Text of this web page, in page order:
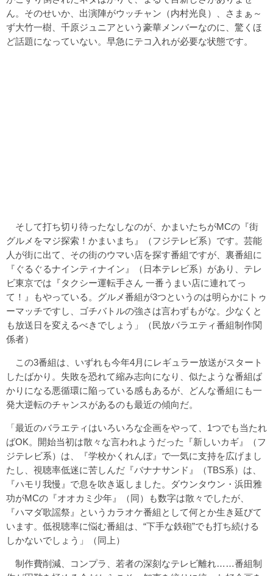
ん。そのせいか、出演陣がウッチャン（内村光良）、さまぁ～
ず大竹一樹、千原ジュニアという豪華メンバーなのに、驚くほ
ど話題になっていない。早急にテコ入れが必要な状態です。
そして打ち切り待ったなしなのが、かまいたちがMCの『街
グルメをマジ探索！かまいまち』（フジテレビ系）です。芸能
人が街に出て、その街のウマい店を探す番組ですが、裏番組に
『ぐるぐるナインティナイン』（日本テレビ系）があり、テレ
ビ東京では『タクシー運転手さん 一番うまい店に連れてっ
て！』もやっている。グルメ番組が3つというのは明らかにトゥ
ーマッチですし、ゴチバトルの強さは言わずもがな。少なくと
も放送日を変えるべきでしょう」（民放バラエティ番組制作関
係者）
この3番組は、いずれも今年4月にレギュラー放送がスタート
したばかり。失敗を恐れて縮み志向になり、似たような番組ば
かりになる悪循環に陥っている感もあるが、どんな番組にも一
発大逆転のチャンスがあるのも最近の傾向だ。
「最近のバラエティはいろいろな企画をやって、1つでも当たれ
ばOK。開始当初は散々な言われようだった『新しいカギ』（フ
ジテレビ系）は、『学校かくれんぼ』で一気に支持を広げまし
たし、視聴率低迷に苦しんだ『バナナサンド』（TBS系）は、
『ハモリ我慢』で息を吹き返しました。ダウンタウン・浜田雅
功がMCの『オオカミ少年』（同）も数字は散々でしたが、
『ハマダ歌謡祭』というカラオケ番組として何とか生き延びて
います。低視聴率に悩む番組は、“下手な鉄砲”でも打ち続ける
しかないでしょう」（同上）
制作費削減、コンプラ、若者の深刻なテレビ離れ……番組制